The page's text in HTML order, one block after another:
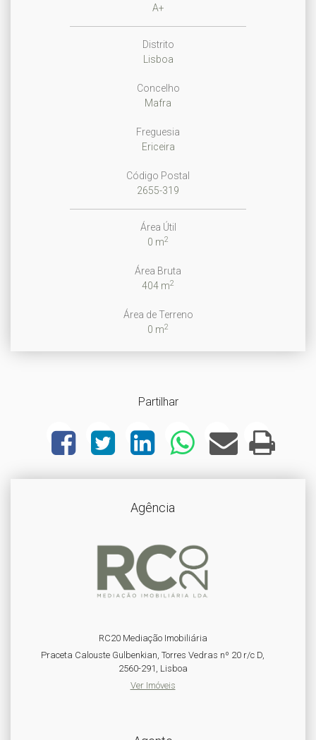
A+
Distrito
Lisboa
Concelho
Mafra
Freguesia
Ericeira
Código Postal
2655-319
Área Útil
0 m2
Área Bruta
404 m2
Área de Terreno
0 m2
Partilhar
Agência
RC20 Mediação Imobiliária
Praceta Calouste Gulbenkian, Torres Vedras nº 20 r/c D,
2560-291, Lisboa
Ver Imóveis